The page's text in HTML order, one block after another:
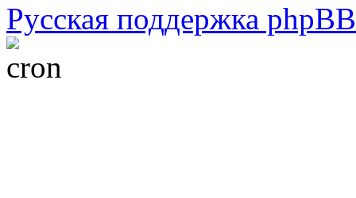
Русская поддержка phpBB